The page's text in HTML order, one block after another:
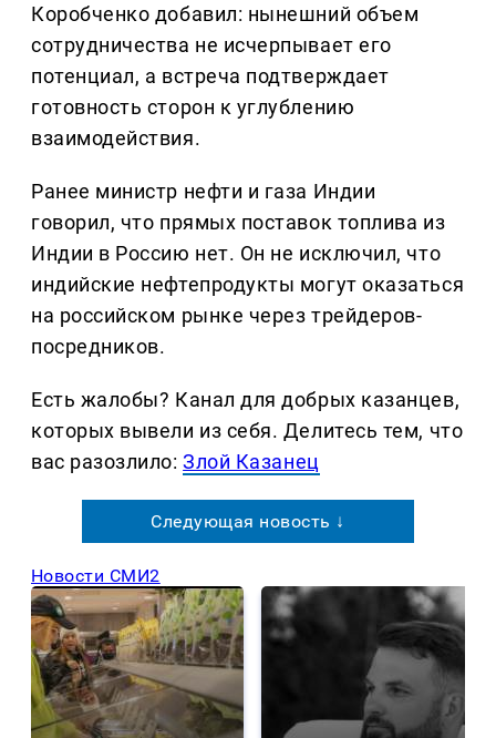
Коробченко добавил: нынешний объем
сотрудничества не исчерпывает его
потенциал, а встреча подтверждает
готовность сторон к углублению
взаимодействия.
Ранее министр нефти и газа Индии
говорил, что прямых поставок топлива из
Индии в Россию нет. Он не исключил, что
индийские нефтепродукты могут оказаться
на российском рынке через трейдеров-
посредников.
Есть жалобы? Канал для добрых казанцев,
которых вывели из себя. Делитеcь тем, что
вас разозлило:Злой Казанец
Следующая новость ↓
Новости СМИ2